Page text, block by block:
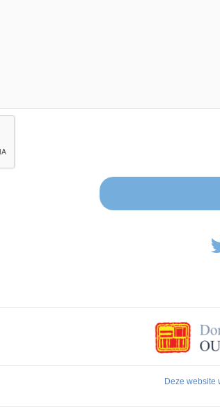
Deze website